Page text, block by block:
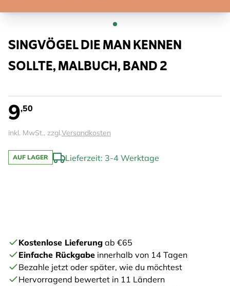
SINGVÖGEL DIE MAN KENNEN
SOLLTE, MALBUCH, BAND 2
9,50
inkl. MwSt., zzgl.Versandkosten
AUF LAGER Lieferzeit: 3-4 Werktage
Kostenlose Lieferung ab €65
Einfache Rückgabe innerhalb von 14 Tagen
Bezahle jetzt oder später, wie du möchtest
Hervorragend bewertet in 11 Ländern